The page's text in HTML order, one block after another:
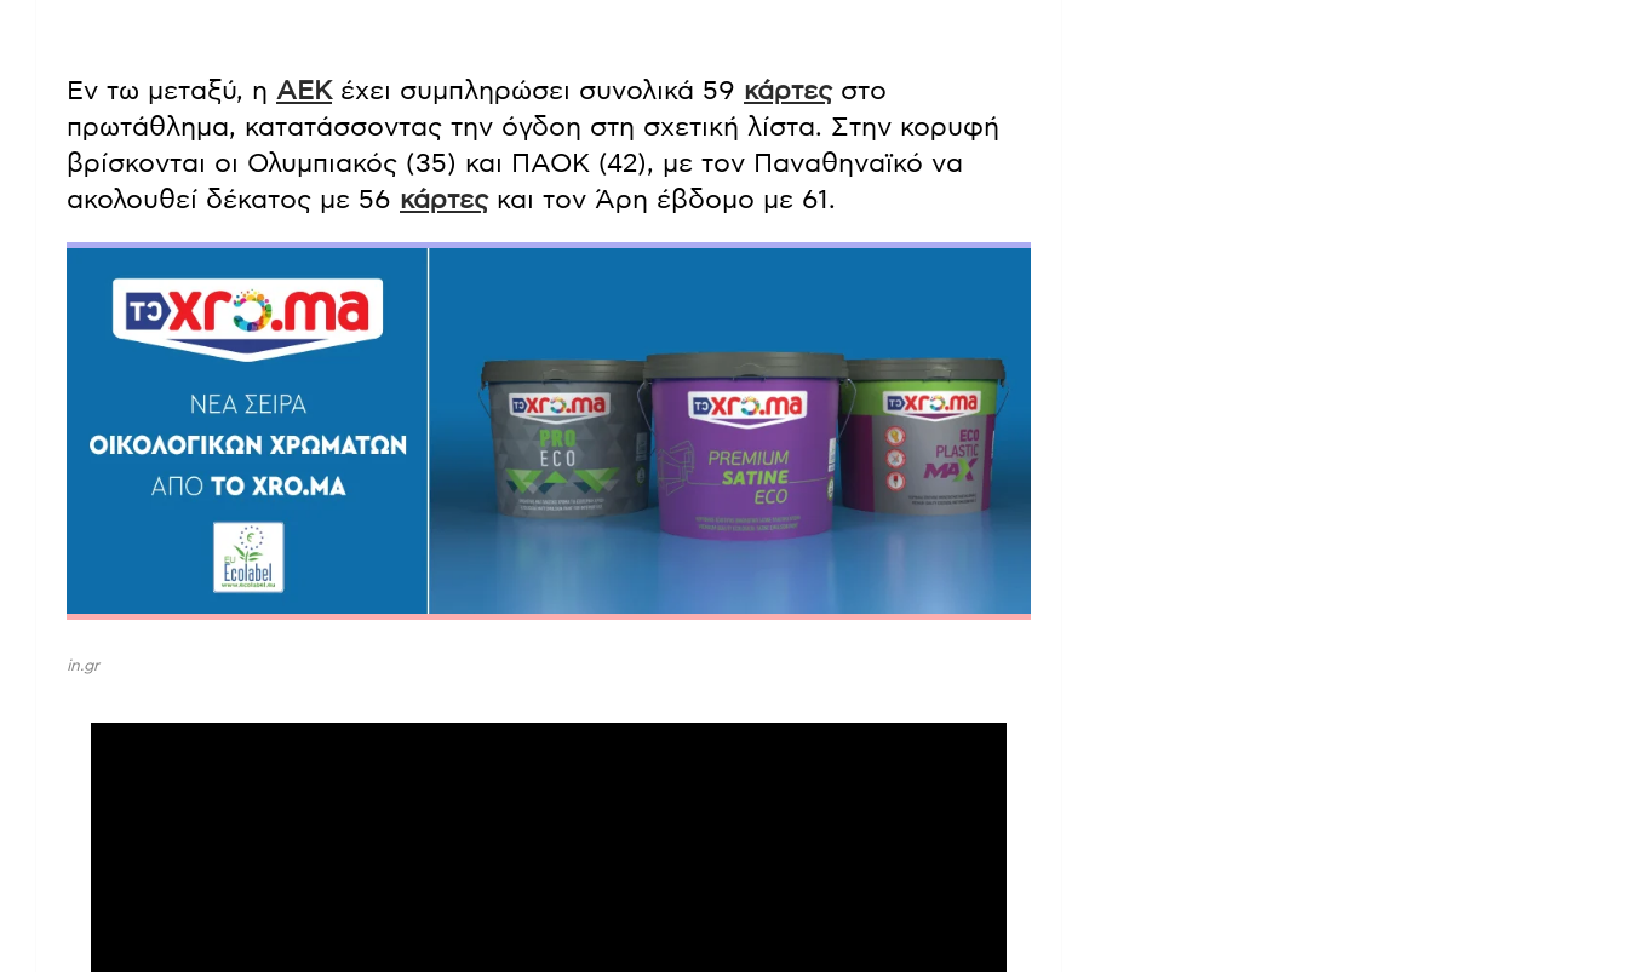
Εν τω μεταξύ, η ΑΕΚέχει συμπληρώσει συνολικά 59 κάρτεςστο
πρωτάθλημα, κατατάσσοντας την όγδοη στη σχετική λίστα. Στην κορυφή
βρίσκονται οι Ολυμπιακός (35) και ΠΑΟΚ (42), με τον Παναθηναϊκό να
ακολουθεί δέκατος με 56 κάρτεςκαι τον Άρη έβδομο με 61.
in.gr